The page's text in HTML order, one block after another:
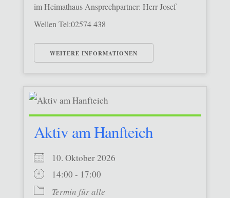
im Heimathaus Ansprechpartner: Herr Josef
Wellen Tel:02574 438
WEITERE INFORMATIONEN
Aktiv am Hanfteich
10. Oktober 2026
14:00 - 17:00
Termin für alle